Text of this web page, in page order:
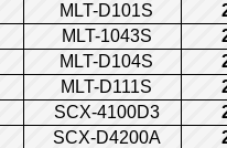
MLT-D101S
MLT-1043S
MLT-D104S
MLT-D111S
SCX-4100D3
SCX-D4200A